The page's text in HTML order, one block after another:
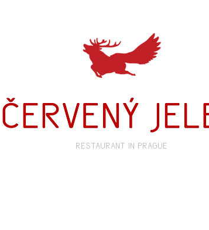
restaurant in prague